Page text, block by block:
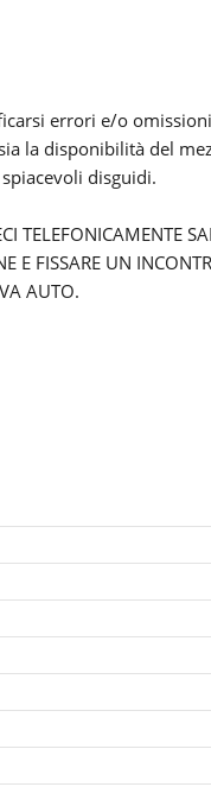
errori e/o
la disponibilità del
disguidi.
TELEFONICAMENTE
E FISSARE UN
AUTO.